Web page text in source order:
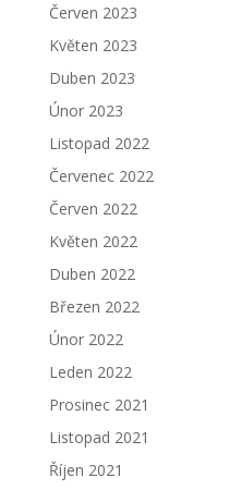
Červen 2023
Květen 2023
Duben 2023
Únor 2023
Listopad 2022
Červenec 2022
Červen 2022
Květen 2022
Duben 2022
Březen 2022
Únor 2022
Leden 2022
Prosinec 2021
Listopad 2021
Říjen 2021